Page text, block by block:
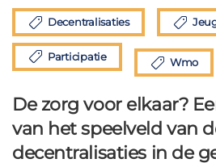
Decentralisaties
Participatie Wmo
De zorg voor elkaar?
van het speelveld van
decentralisaties in de